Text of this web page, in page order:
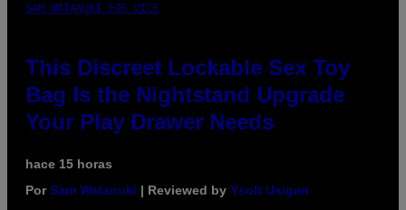
SAM WATANUKI FOR VICE
This Discreet Lockable Sex Toy
Bag Is the Nightstand Upgrade
Your Play Drawer Needs
hace 15 horas
PorSam Watanuki | Reviewed by Ysolt Usigan